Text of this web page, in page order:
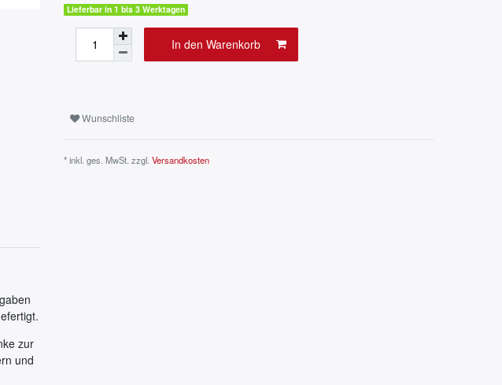
Lieferbar in 1 bis 3 Werktagen
In den Warenkorb
Wunschliste
* inkl. ges. MwSt. zzgl. Versandkosten
zur
und